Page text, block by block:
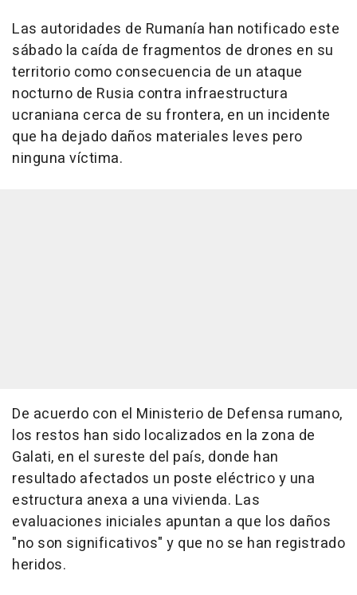
Las autoridades de Rumanía han notificado este
sábado la caída de fragmentos de drones en su
territorio como consecuencia de un ataque
nocturno de Rusia contra infraestructura
ucraniana cerca de su frontera, en un incidente
que ha dejado daños materiales leves pero
ninguna víctima.
De acuerdo con el Ministerio de Defensa rumano,
los restos han sido localizados en la zona de
Galati, en el sureste del país, donde han
resultado afectados un poste eléctrico y una
estructura anexa a una vivienda. Las
evaluaciones iniciales apuntan a que los daños
"no son significativos" y que no se han registrado
heridos.